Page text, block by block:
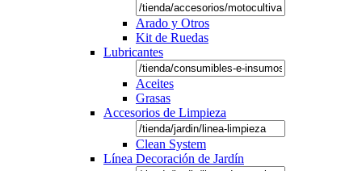
Arado y Otros
Kit de Ruedas
Lubricantes
Aceites
Grasas
Accesorios de Limpieza
Clean System
Línea Decoración de Jardín